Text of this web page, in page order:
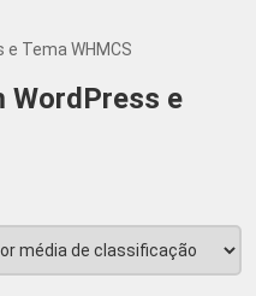
Tema WHMCS
WordPress e